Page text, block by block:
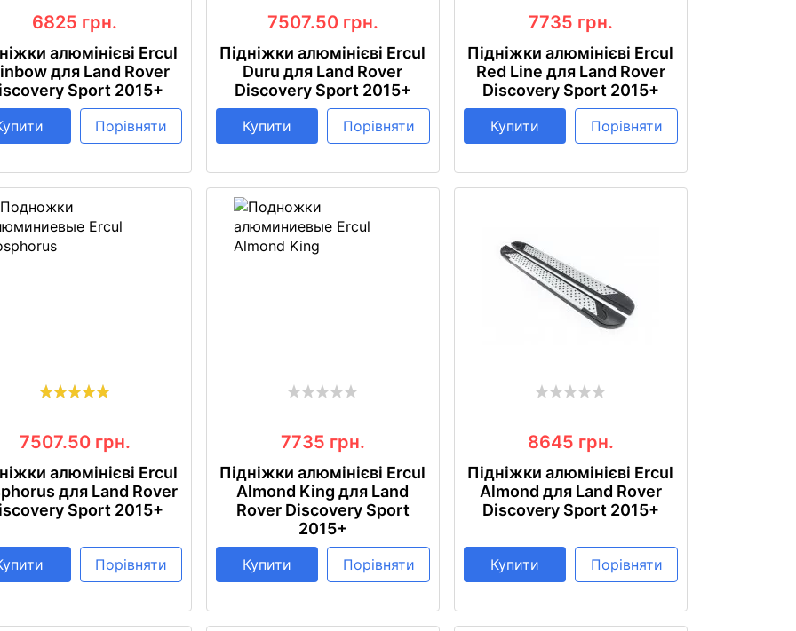
6825 грн.
алюмінієві Ercul
для Land Rover
Sport 2015+
Порівняти
7507.50 грн.
Підніжки алюмінієві Ercul
Duru для Land Rover
Discovery Sport 2015+
Купити Порівняти
7735 грн.
Підніжки алюмінієві Ercul
Red Line для Land Rover
Discovery Sport 2015+
Купити Порівняти
7507.50 грн.
алюмінієві Ercul
для Land Rover
Sport 2015+
Порівняти
7735 грн.
Підніжки алюмінієві Ercul
Almond King для Land
Rover Discovery Sport
2015+
Купити Порівняти
8645 грн.
Підніжки алюмінієві Ercul
Almond для Land Rover
Discovery Sport 2015+
Купити Порівняти